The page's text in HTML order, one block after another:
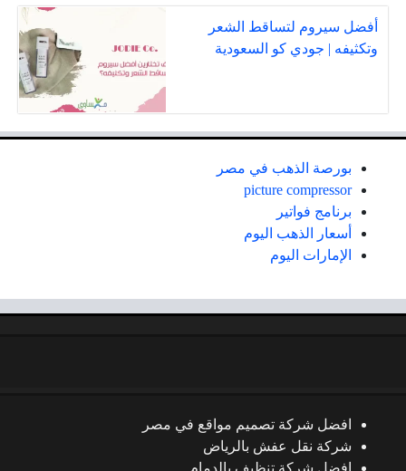
أفضل سيروم لتساقط الشعر
وتكثيفه | جودي كو السعودية
بورصة الذهب في مصر
picture compressor
برنامج فواتير
أسعار الذهب اليوم
الإمارات اليوم
افضل شركة تصميم مواقع في مصر
شركة نقل عفش بالرياض